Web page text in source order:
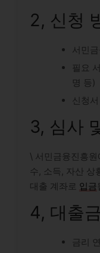
2, 신청
서민
필요
명 등)
신청
3, 심사
\ 서민금융진흥
수, 소득, 자산 상
대출 계좌로 입금
4, 대출
금리